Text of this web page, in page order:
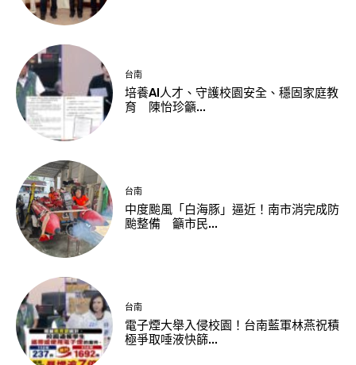
台南
培養AI人才、守護校園安全、穩固家庭教
育 陳怡珍籲...
台南
中度颱風「白海豚」逼近！南市消完成防
颱整備 籲市民...
台南
電子煙大舉入侵校園！台南藍軍林燕祝積
極爭取唾液快篩...